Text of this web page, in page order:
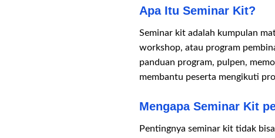
Apa Itu Seminar Kit?
Seminar kit adalah kumpulan
workshop, atau program
panduan program, pulpen,
membantu peserta mengikuti
Mengapa Seminar Kit
Pentingnya seminar kit tidak